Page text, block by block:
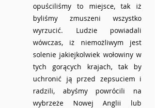
opuściliśmy to miejsce, tak iż
byliśmy zmuszeni wszystko
wyrzucić. Ludzie powiadali
wówczas, iż niemożliwym jest
solenie jakiejkolwiek wołowiny w
tych gorących krajach, tak by
uchronić ją przed zepsuciem i
radzili, abyśmy powrócili na
wybrzeże Nowej Anglii lub